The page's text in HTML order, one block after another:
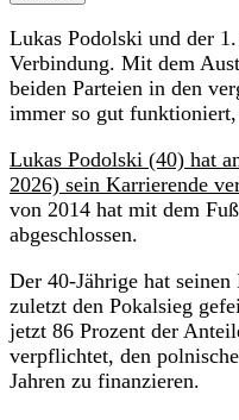
Lukas Podolski und der
Verbindung. Mit dem
beiden Parteien in den
immer so gut
Lukas Podolski (40) hat
2026) sein Karrierende
von 2014 hat mit dem
abgeschlossen.
Der 40-Jährige hat
zuletzt den Pokalsieg
jetzt 86 Prozent der
verpflichtet, den
Jahren zu finanzieren.